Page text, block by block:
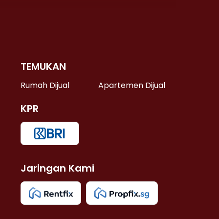
TEMUKAN
Rumah Dijual Apartemen Dijual
KPR
Jaringan Kami